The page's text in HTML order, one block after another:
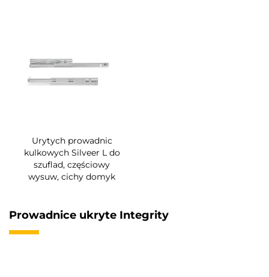
Urytych prowadnic
kulkowych Silveer L do
szuflad, częściowy
wysuw, cichy domyk
Prowadnice ukryte Integrity